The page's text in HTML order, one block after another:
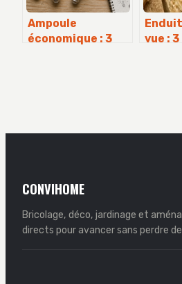
Ampoule
économique : 3
vue :
CONVIHOME
Bricolage, déco, jardinage et
directs pour avancer sans perdre